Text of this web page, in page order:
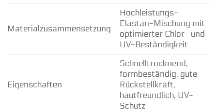
Materialzusammensetzung
Hochleistungs-
Elastan-Mischung mit
optimierter Chlor- und
UV-Beständigkeit
Eigenschaften
Schnelltrocknend,
formbeständig, gute
Rückstellkraft,
hautfreundlich, UV-
Schutz